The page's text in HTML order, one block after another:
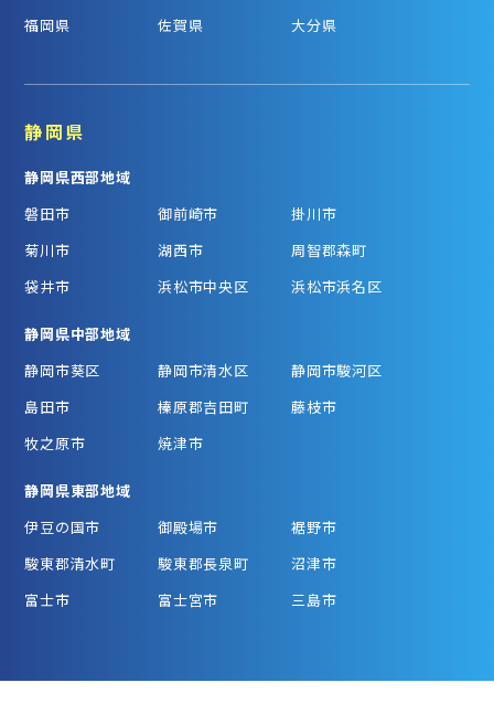
福岡県
佐賀県 大分県
静岡県
静岡県西部地域
磐田市
御前崎市
掛川市
菊川市
湖西市
周智郡森町
袋井市
浜松市中央区 浜松市浜名区
静岡県中部地域
静岡市葵区
静岡市清水区
静岡市駿河区
島田市
榛原郡吉田町
藤枝市
牧之原市
焼津市
静岡県東部地域
伊豆の国市
御殿場市
裾野市
駿東郡清水町
駿東郡長泉町
沼津市
富士市
富士宮市 三島市